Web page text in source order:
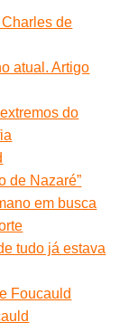
de
atual. Artigo
do
de Nazaré”
em busca
tudo já estava
Foucauld